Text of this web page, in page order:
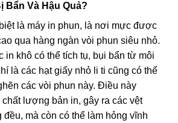
Bẩn Và Hậu Quả?
là máy in phun, là nơi mực được
qua hàng ngàn vòi phun siêu nhỏ.
in khô có thể tích tụ, bụi bẩn từ môi
là các hạt giấy nhỏ li ti cũng có thể
các vòi phun này. Điều này
chất lượng bản in, gây ra các vệt
đều, mà còn có thể làm hỏng vĩnh